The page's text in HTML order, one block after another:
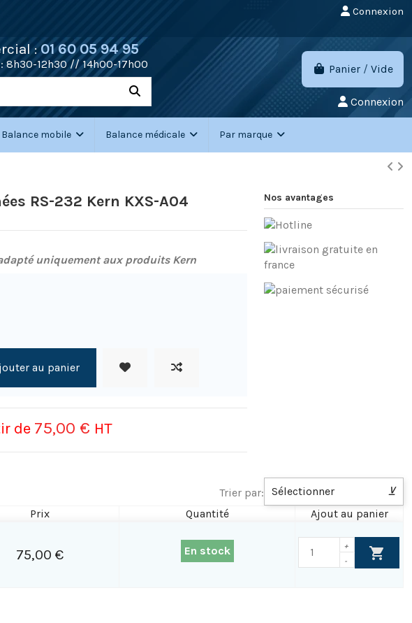
Connexion
:01 60 05 94 95
8h30-12h30 // 14h00-17h00 Panier / Vide
Connexion
Balance mobile Balance médicale Par marque
RS-232 Kern KXS-A04
adapté uniquement aux produits Kern
au panier
de 75,00 € HT
Nos avantages
Trier par: Sélectionner
⊻
Prix Quantité Ajout au panier
75,00 € En stock
+
-